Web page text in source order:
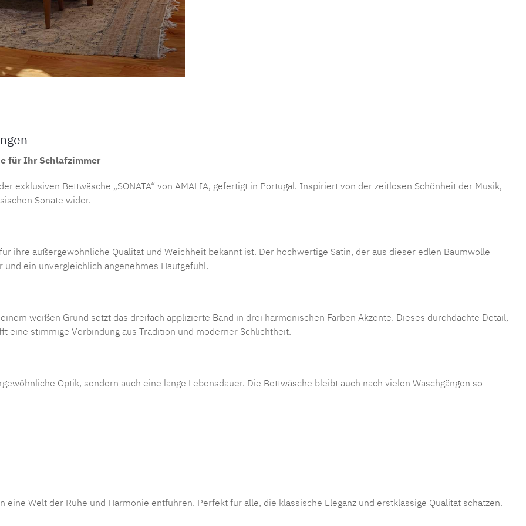
für Ihr Schlafzimmer
exklusiven Bettwäsche „SONATA“ von AMALIA, gefertigt in Portugal. Inspiriert von der zeitlosen Schönheit der Musik,
Sonate wider.
ihre außergewöhnliche Qualität und Weichheit bekannt ist. Der hochwertige Satin, der aus dieser edlen Baumwolle
ein unvergleichlich angenehmes Hautgefühl.
weißen Grund setzt das dreifach applizierte Band in drei harmonischen Farben Akzente. Dieses durchdachte Detail,
eine stimmige Verbindung aus Tradition und moderner Schlichtheit.
Optik, sondern auch eine lange Lebensdauer. Die Bettwäsche bleibt auch nach vielen Waschgängen so
eine Welt der Ruhe und Harmonie entführen. Perfekt für alle, die klassische Eleganz und erstklassige Qualität schätzen.